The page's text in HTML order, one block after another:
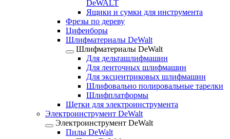
DeWALT
Ящики и сумки для инструмента
Фрезы по дереву
Цифенборы
Шлифматериалы DeWalt
Шлифматериалы DeWalt
Для дельташлифмашин
Для ленточных шлифмашин
Для эксцентриковых шлифмашин
Шлифовально полировальные тарелки
Шлифплатформы
Щетки для электроинструмента
Электроинструмент DeWalt
Электроинструмент DeWalt
Пилы DeWalt